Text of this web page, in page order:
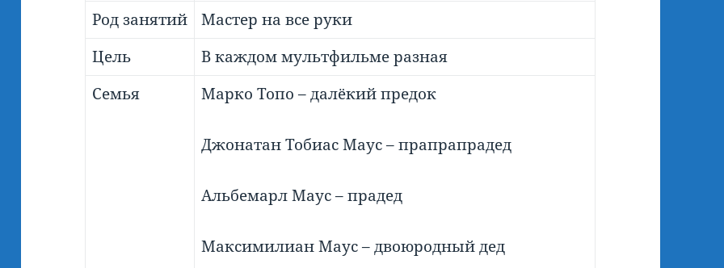
Род занятий
Мастер на все руки
Цель
В каждом мультфильме разная
Семья
Марко Топо – далёкий предок
Джонатан Тобиас Маус – прапрапрадед
Альбемарл Маус – прадед
Максимилиан Маус – двоюродный дед